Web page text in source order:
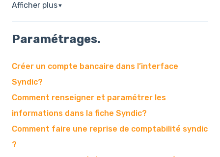
Afficher plus▼
Paramétrages.
Créer un compte bancaire dans l’interface
Syndic?
Comment renseigner et paramétrer les
informations dans la fiche Syndic?
Comment faire une reprise de comptabilité syndic
?